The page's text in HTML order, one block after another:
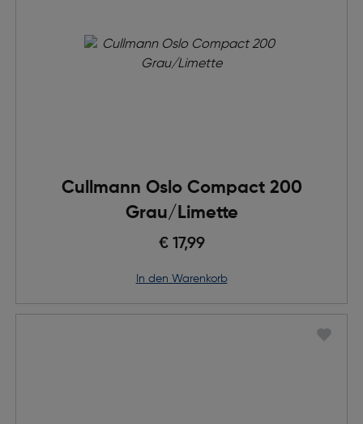
Cullmann Oslo Compact 200
Grau/Limette
€ 17,99
in den Warenkorb